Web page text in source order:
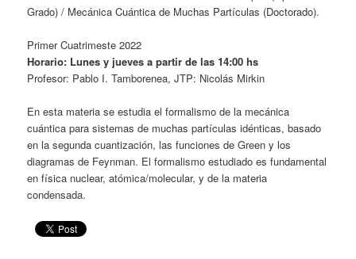
Grado) / Mecánica Cuántica de Muchas Partículas (Doctorado).
Primer Cuatrimeste 2022
Horario: Lunes y jueves a partir de las 14:00 hs
Profesor: Pablo I. Tamborenea, JTP: Nicolás Mirkin
En esta materia se estudia el formalismo de la mecánica
cuántica para sistemas de muchas partículas idénticas, basado
en la segunda cuantización, las funciones de Green y los
diagramas de Feynman. El formalismo estudiado es fundamental
en física nuclear, atómica/molecular, y de la materia
condensada.